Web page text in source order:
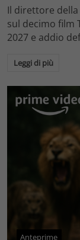
Il direttore
sul decimo film
2027 e addio
Leggi di più
Anteprime